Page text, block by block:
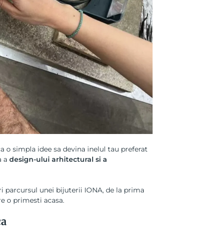
o simpla idee sa devina inelul tau preferat
a design-ului arhitectural si a
parcursul unei bijuterii IONA, de la prima
o primesti acasa.